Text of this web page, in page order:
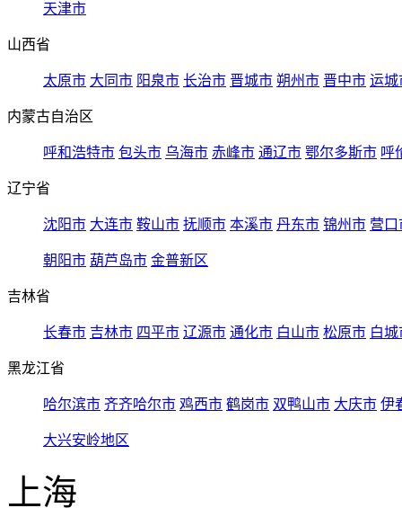
天津市
山西省
太原市 大同市 阳泉市 长治市 晋城市 朔州市 晋中市 运城
内蒙古自治区
呼和浩特市 包头市 乌海市 赤峰市 通辽市 鄂尔多斯市 呼
辽宁省
沈阳市 大连市 鞍山市 抚顺市 本溪市 丹东市 锦州市 营口
朝阳市 葫芦岛市 金普新区
吉林省
长春市 吉林市 四平市 辽源市 通化市 白山市 松原市 白城
黑龙江省
哈尔滨市 齐齐哈尔市 鸡西市 鹤岗市 双鸭山市 大庆市 伊
大兴安岭地区
上海